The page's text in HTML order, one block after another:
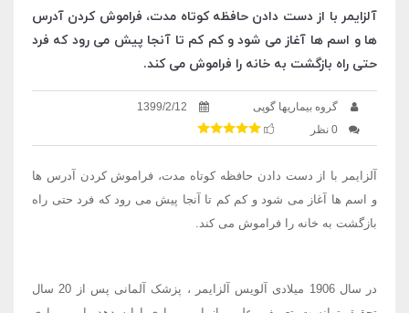
آلزایمر با از دست دادن حافظه کوتاه مدت، فراموش کردن آدرس
ها و اسم ها آغاز می شود و کم کم تا آنجا پیش می رود که فرد
حتی راه بازگشت به خانه را فراموش می کند.
گروه بیماریها گوپی
1399/2/12
0 نظر
آلزایمر با از دست دادن حافظه کوتاه مدت، فراموش کردن آدرس ها
و اسم ها آغاز می شود و کم کم تا آنجا پیش می رود که فرد حتی راه
بازگشت به خانه را فراموش می کند.
در سال 1906 میلادی آلویس آلزایمر ، پزشک آلمانی پس از 20 سال